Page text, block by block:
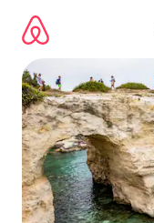
directement
contenu